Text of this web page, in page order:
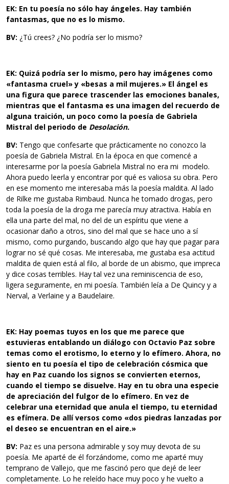
EK: En tu poesía no sólo hay ángeles. Hay también
fantasmas, que no es lo mismo.
BV: ¿Tú crees? ¿No podría ser lo mismo?
EK: Quizá podría ser lo mismo, pero hay imágenes como
«fantasma cruel» y «besas a mil mujeres.» El ángel es
una figura que parece trascender las emociones banales,
mientras que el fantasma es una imagen del recuerdo de
alguna traición, un poco como la poesía de Gabriela
Mistral del periodo de Desolación.
BV: Tengo que confesarte que prácticamente no conozco la
poesía de Gabriela Mistral. En la época en que comencé a
interesarme por la poesía Gabriela Mistral no era mi modelo.
Ahora puedo leerla y encontrar por qué es valiosa su obra. Pero
en ese momento me interesaba más la poesía maldita. Al lado
de Rilke me gustaba Rimbaud. Nunca he tomado drogas, pero
toda la poesía de la droga me parecía muy atractiva. Había en
ella una parte del mal, no del de un espíritu que viene a
ocasionar daño a otros, sino del mal que se hace uno a sí
mismo, como purgando, buscando algo que hay que pagar para
lograr no sé qué cosas. Me interesaba, me gustaba esa actitud
maldita de quien está al filo, al borde de un abismo, que impreca
y dice cosas terribles. Hay tal vez una reminiscencia de eso,
ligera seguramente, en mi poesía. También leía a De Quincy y a
Nerval, a Verlaine y a Baudelaire.
EK: Hay poemas tuyos en los que me parece que
estuvieras entablando un diálogo con Octavio Paz sobre
temas como el erotismo, lo eterno y lo efímero. Ahora, no
siento en tu poesía el tipo de celebración cósmica que
hay en Paz cuando los signos se convierten eternos,
cuando el tiempo se disuelve. Hay en tu obra una especie
de apreciación del fulgor de lo efímero. En vez de
celebrar una eternidad que anula el tiempo, tu eternidad
es efímera. De allí versos como «dos piedras lanzadas por
el deseo se encuentran en el aire.»
BV: Paz es una persona admirable y soy muy devota de su
poesía. Me aparté de él forzándome, como me aparté muy
temprano de Vallejo, que me fascinó pero que dejé de leer
completamente. Lo he releído hace muy poco y he vuelto a